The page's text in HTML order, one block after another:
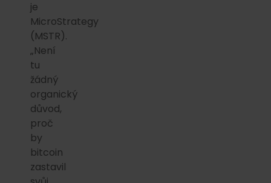
je
MicroStrategy
(MSTR).
„Není
tu
žádný
organický
důvod,
proč
by
bitcoin
zastavil